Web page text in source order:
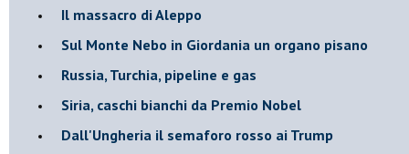
Il massacro di Aleppo
Sul Monte Nebo in Giordania un organo pisano
Russia, Turchia, pipeline e gas
Siria, caschi bianchi da Premio Nobel
Dall'Ungheria il semaforo rosso ai Trump